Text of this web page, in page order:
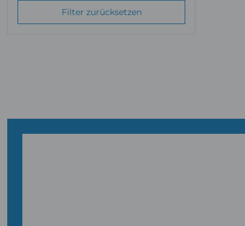
Filter zurücksetzen